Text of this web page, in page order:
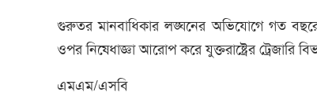
গুরুতর মানবাধিকার লঙ্ঘনের অভিযোগে গত
ওপর নিষেধাজ্ঞা আরোপ করে যুক্তরাষ্ট্রের ট্রেজারি
এমএম/এসবি